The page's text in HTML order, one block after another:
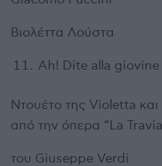
Βιολέττα Λούστα
Ah! Dite alla giovine
Ντουέτο της Violetta
από την όπερα “La
του Giuseppe Verdi